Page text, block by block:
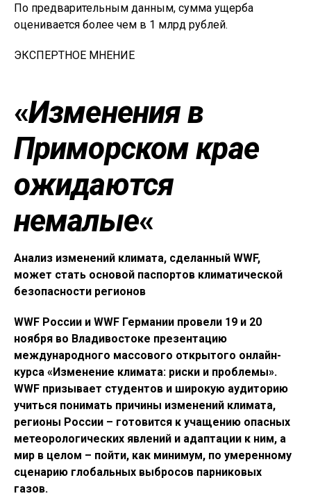
По предварительным данным, сумма ущерба
оценивается более чем в 1 млрд рублей.
ЭКСПЕРТНОЕ МНЕНИЕ
«Изменения в
Приморском крае
ожидаются
немалые«
Анализ изменений климата, сделанный WWF,
может стать основой паспортов климатической
безопасности регионов
WWF России и WWF Германии провели 19 и 20
ноября во Владивостоке презентацию
международного массового открытого онлайн-
курса «Изменение климата: риски и проблемы».
WWF призывает студентов и широкую аудиторию
учиться понимать причины изменений климата,
регионы России – готовится к учащению опасных
метеорологических явлений и адаптации к ним, а
мир в целом – пойти, как минимум, по умеренному
сценарию глобальных выбросов парниковых
газов.